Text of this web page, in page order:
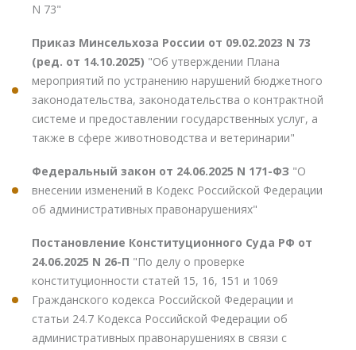
N 73"
Приказ Минсельхоза России от 09.02.2023 N 73
(ред. от 14.10.2025) "Об утверждении Плана
мероприятий по устранению нарушений бюджетного
законодательства, законодательства о контрактной
системе и предоставлении государственных услуг, а
также в сфере животноводства и ветеринарии"
Федеральный закон от 24.06.2025 N 171-ФЗ "О
внесении изменений в Кодекс Российской Федерации
об административных правонарушениях"
Постановление Конституционного Суда РФ от
24.06.2025 N 26-П "По делу о проверке
конституционности статей 15, 16, 151 и 1069
Гражданского кодекса Российской Федерации и
статьи 24.7 Кодекса Российской Федерации об
административных правонарушениях в связи с